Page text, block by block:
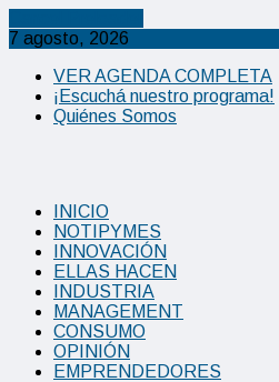
7 agosto, 2026
VER AGENDA COMPLETA
¡Escuchá nuestro programa!
Quiénes Somos
INICIO
NOTIPYMES
INNOVACIÓN
ELLAS HACEN
INDUSTRIA
MANAGEMENT
CONSUMO
OPINIÓN
EMPRENDEDORES